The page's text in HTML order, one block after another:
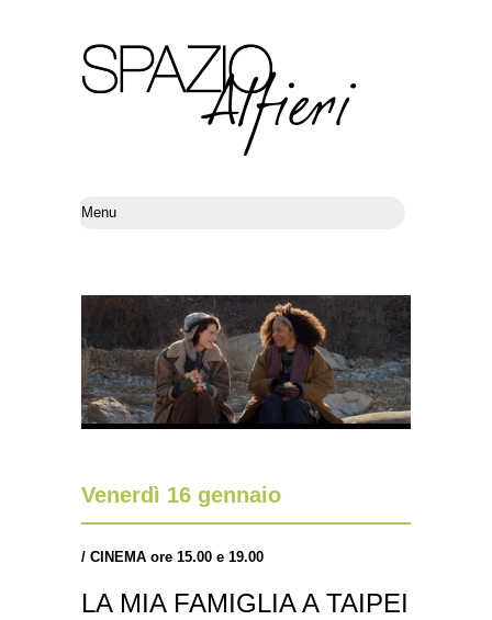
Venerdì 16 gennaio
/ CINEMA ore 15.00 e 19.00
LA MIA FAMIGLIA A TAIPEI